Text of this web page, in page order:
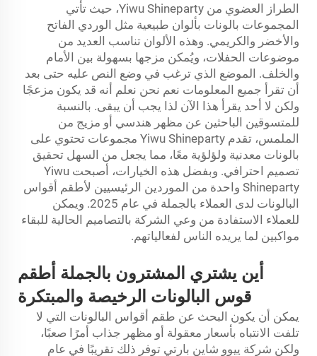
الطراز العضوي من Yiwu Shineparty، حيث تأتي
المجموعات بالونات بألوان طبيعية مثل الوردي الفاتح
والأخضر والكريمي. وهذه الألوان تناسب العديد من
موضوعات الحفلات، ويُمكن مزجها بسهولة بين الأمام
والخلف. الموضع الذي ترغب في وضع النص عليه حتى بعد
أن تقرأ جميع المعلومات نعم نحن نعلم أنه قد يكون مزعجًا
ولكن لا أحد يقرأ هذا الآن لذا يجب أن يبقى. بالنسبة
للمتسوقين الباحثين عن مظهر هندسي أو مزيج من
الملمس، تقدم Yiwu Shineparty مجموعات تحتوي على
بالونات معدنية ولؤلؤية معًا، مما يجعل من السهل تحقيق
تصميم احترافي. وبفضل هذه الخيارات، أصبحت Yiwu
Shineparty واحدة من الموردين الرئيسيين لأطقم أقواس
البالونات لدى العملاء بالجملة في عام 2025. ويمكن
للعملاء الاستفادة من وعي الشركة بالتصاميم الحالية للبقاء
مواكبين لما يريده الناس لفعالياتهم.
أين يشتري المشترون بالجملة أطقم
قوس البالونات الرخيصة والمبتكرة
يمكن أن يكون البحث عن طقم أقواس البالونات التي لا
تلفت الانتباه بأسعار معقولة أو مظهر جذاب أمرًا صعبًا،
ولكن شركة ييوو شاين بارتي توفر ذلك تقريبًا في عام